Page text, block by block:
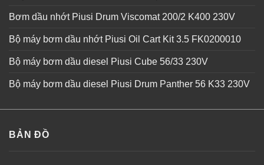
Bơm dầu nhớt Piusi Drum Viscomat 200/2 K400 230V
Bộ máy bơm dầu nhớt Piusi Oil Cart Kit 3.5 FK0200010
Bộ máy bơm dầu diesel Piusi Cube 56/33 230V
Bộ máy bơm dầu diesel Piusi Drum Panther 56 K33 230V
BẢN ĐỒ